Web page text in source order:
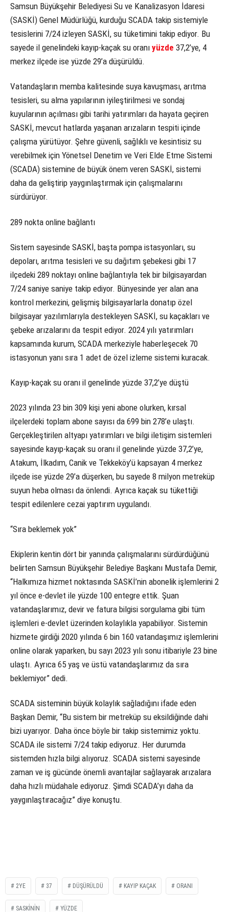
Samsun Büyükşehir Belediyesi Su ve Kanalizasyon İdaresi
(SASKİ) Genel Müdürlüğü, kurduğu SCADA takip sistemiyle
tesislerini 7/24 izleyen SASKİ, su tüketimini takip ediyor. Bu
sayede il genelindeki kayıp-kaçak su oranı yüzde 37,2’ye, 4
merkez ilçede ise yüzde 29’a düşürüldü.
Vatandaşların memba kalitesinde suya kavuşması, arıtma
tesisleri, su alma yapılarının iyileştirilmesi ve sondaj
kuyularının açılması gibi tarihi yatırımları da hayata geçiren
SASKİ, mevcut hatlarda yaşanan arızaların tespiti içinde
çalışma yürütüyor. Şehre güvenli, sağlıklı ve kesintisiz su
verebilmek için Yönetsel Denetim ve Veri Elde Etme Sistemi
(SCADA) sistemine de büyük önem veren SASKİ, sistemi
daha da geliştirip yaygınlaştırmak için çalışmalarını
sürdürüyor.
289 nokta online bağlantı
Sistem sayesinde SASKİ, başta pompa istasyonları, su
depoları, arıtma tesisleri ve su dağıtım şebekesi gibi 17
ilçedeki 289 noktayı online bağlantıyla tek bir bilgisayardan
7/24 saniye saniye takip ediyor. Bünyesinde yer alan ana
kontrol merkezini, gelişmiş bilgisayarlarla donatıp özel
bilgisayar yazılımlarıyla destekleyen SASKİ, su kaçakları ve
şebeke arızalarını da tespit ediyor. 2024 yılı yatırımları
kapsamında kurum, SCADA merkeziyle haberleşecek 70
istasyonun yanı sıra 1 adet de özel izleme sistemi kuracak.
Kayıp-kaçak su oranı il genelinde yüzde 37,2’ye düştü
2023 yılında 23 bin 309 kişi yeni abone olurken, kırsal
ilçelerdeki toplam abone sayısı da 699 bin 278’e ulaştı.
Gerçekleştirilen altyapı yatırımları ve bilgi iletişim sistemleri
sayesinde kayıp-kaçak su oranı il genelinde yüzde 37,2’ye,
Atakum, İlkadım, Canik ve Tekkeköy’ü kapsayan 4 merkez
ilçede ise yüzde 29’a düşerken, bu sayede 8 milyon metreküp
suyun heba olması da önlendi. Ayrıca kaçak su tükettiği
tespit edilenlere cezai yaptırım uygulandı.
“Sıra beklemek yok”
Ekiplerin kentin dört bir yanında çalışmalarını sürdürdüğünü
belirten Samsun Büyükşehir Belediye Başkanı Mustafa Demir,
“Halkımıza hizmet noktasında SASKİ’nin abonelik işlemlerini 2
yıl önce e-devlet ile yüzde 100 entegre ettik. Şuan
vatandaşlarımız, devir ve fatura bilgisi sorgulama gibi tüm
işlemleri e-devlet üzerinden kolaylıkla yapabiliyor. Sistemin
hizmete girdiği 2020 yılında 6 bin 160 vatandaşımız işlemlerini
online olarak yaparken, bu sayı 2023 yılı sonu itibariyle 23 bine
ulaştı. Ayrıca 65 yaş ve üstü vatandaşlarımız da sıra
beklemiyor” dedi.
SCADA sisteminin büyük kolaylık sağladığını ifade eden
Başkan Demir, “Bu sistem bir metreküp su eksildiğinde dahi
bizi uyarıyor. Daha önce böyle bir takip sistemimiz yoktu.
SCADA ile sistemi 7/24 takip ediyoruz. Her durumda
sistemden hızla bilgi alıyoruz. SCADA sistemi sayesinde
zaman ve iş gücünde önemli avantajlar sağlayarak arızalara
daha hızlı müdahale ediyoruz. Şimdi SCADA’yı daha da
yaygınlaştıracağız” diye konuştu.
2YE 37 DÜŞÜRÜLDÜ KAYIP KAÇAK ORANI
SASKİNİN YÜZDE